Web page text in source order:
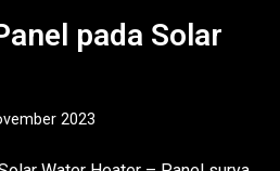
pada Solar
2023